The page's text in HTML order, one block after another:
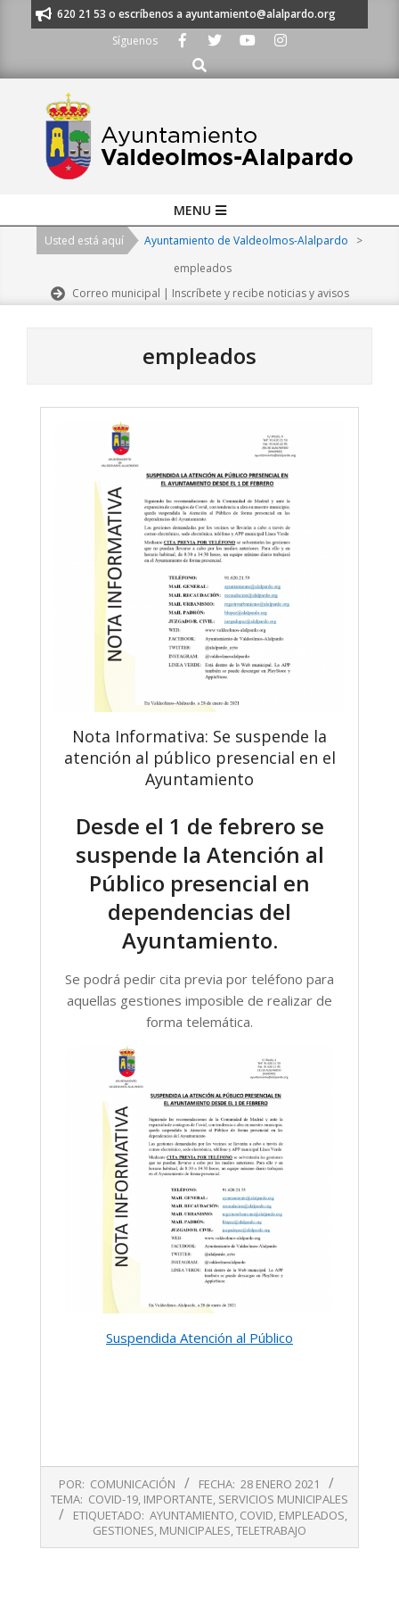
al 91 620 21 53 o escríbenos a ayuntamiento@alalpardo.org
Síguenos
Buscar
Navigation
MENU
Usted está aquí Ayuntamiento de Valdeolmos-Alalpardo
>
empleados
Correo municipal | Inscríbete y recibe noticias y avisos
empleados
Nota Informativa: Se suspende la
atención al público presencial en el
Ayuntamiento
Desde el 1 de febrero se
suspende la Atención al
Público presencial en
dependencias del
Ayuntamiento.
Se podrá pedir cita previa por teléfono para
aquellas gestiones imposible de realizar de
forma telemática.
Suspendida Atención al Público
01-
POR: COMUNICACIÓN FECHA: 28 ENERO 2021
TEMA: COVID-19, IMPORTANTE, SERVICIOS MUNICIPALES
ETIQUETADO: AYUNTAMIENTO, COVID, EMPLEADOS,
GESTIONES, MUNICIPALES,TELETRABAJO